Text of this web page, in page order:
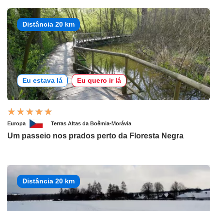
Distância 20 km
Eu estava lá Eu quero ir lá
Europa Terras Altas da Boêmia-Morávia
Um passeio nos prados perto da Floresta Negra
Distância 20 km